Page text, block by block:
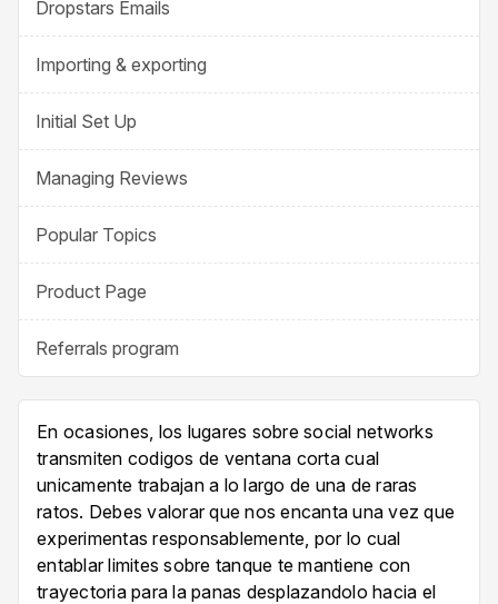
Dropstars Emails
Importing & exporting
Initial Set Up
Managing Reviews
Popular Topics
Product Page
Referrals program
En ocasiones, los lugares sobre social networks
transmiten codigos de ventana corta cual
unicamente trabajan a lo largo de una de raras
ratos. Debes valorar que nos encanta una vez que
experimentas responsablemente, por lo cual
entablar limites sobre tanque te mantiene con
trayectoria para la panas desplazandolo hacia el